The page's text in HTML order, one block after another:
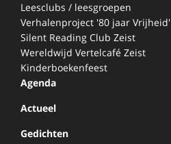
Leesclubs / leesgroepen
Verhalenproject '80 jaar Vrijheid'
Silent Reading Club Zeist
Wereldwijd Vertelcafé Zeist
Kinderboekenfeest
Agenda
Actueel
Gedichten